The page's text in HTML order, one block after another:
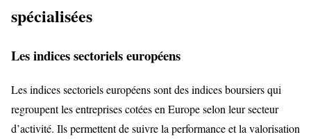
spécialisées
Les indices sectoriels européens
Les indices sectoriels européens sont des indices boursiers qui
regroupent les entreprises cotées en Europe selon leur secteur
d’activité. Ils permettent de suivre la performance et la valorisation